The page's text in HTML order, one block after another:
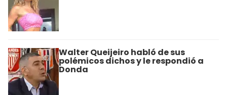
Walter Queijeiro habló de sus
polémicos dichos y le respondió a
Donda